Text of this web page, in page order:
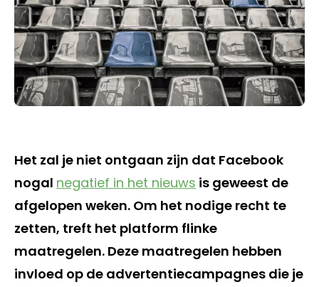
Het zal je niet ontgaan zijn dat Facebook
nogal negatief in het nieuws is geweest de
afgelopen weken. Om het nodige recht te
zetten, treft het platform flinke
maatregelen. Deze maatregelen hebben
invloed op de advertentiecampagnes die je